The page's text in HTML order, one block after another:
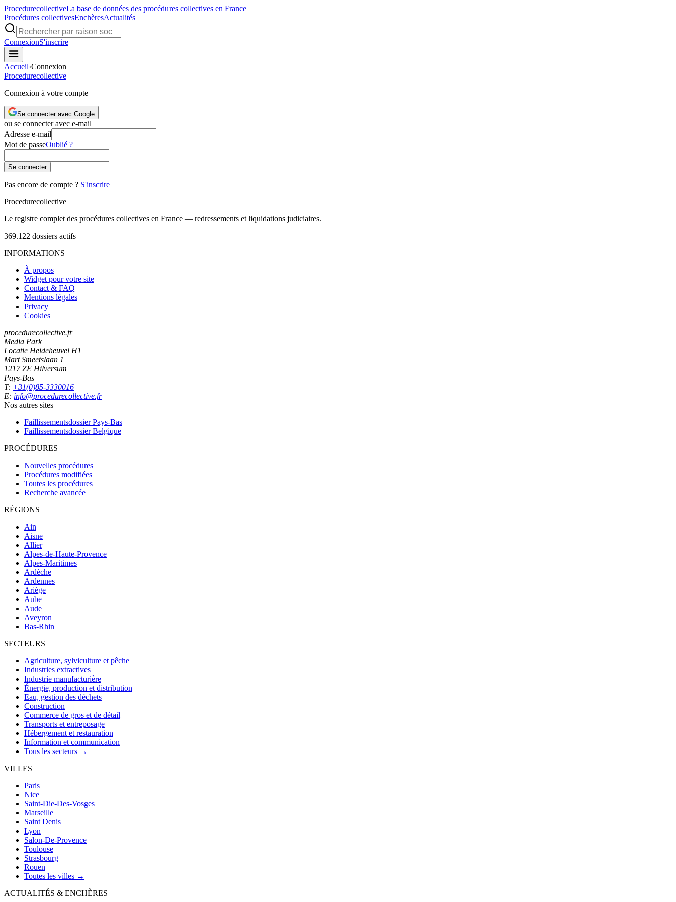
ProcedurecollectiveLa base de données des procédures collectives en France
Procédures collectivesEnchèresActualités
ConnexionS'inscrire
Accueil›Connexion
Procedurecollective
Connexion à votre compte
Se connecter avec Google
ou se connecter avec e-mail
Adresse e-mail
Mot de passeOublié ?
Se connecter
Pas encore de compte ? S'inscrire
Procedurecollective
Le registre complet des procédures collectives en France — redressements et liquidations judiciaires.
369.122 dossiers actifs
INFORMATIONS
À propos
Widget pour votre site
Contact & FAQ
Mentions légales
Privacy
Cookies
procedurecollective.fr
Media Park
Locatie Heideheuvel H1
Mart Smeetslaan 1
1217 ZE Hilversum
Pays-Bas
T: +31(0)85-3330016
E: info@procedurecollective.fr
Nos autres sites
Faillissementsdossier Pays-Bas
Faillissementsdossier Belgique
PROCÉDURES
Nouvelles procédures
Procédures modifiées
Toutes les procédures
Recherche avancée
RÉGIONS
Ain
Aisne
Allier
Alpes-de-Haute-Provence
Alpes-Maritimes
Ardèche
Ardennes
Ariège
Aube
Aude
Aveyron
Bas-Rhin
SECTEURS
Agriculture, sylviculture et pêche
Industries extractives
Industrie manufacturière
Énergie, production et distribution
Eau, gestion des déchets
Construction
Commerce de gros et de détail
Transports et entreposage
Hébergement et restauration
Information et communication
Tous les secteurs →
VILLES
Paris
Nice
Saint-Die-Des-Vosges
Marseille
Saint Denis
Lyon
Salon-De-Provence
Toulouse
Strasbourg
Rouen
Toutes les villes →
ACTUALITÉS & ENCHÈRES